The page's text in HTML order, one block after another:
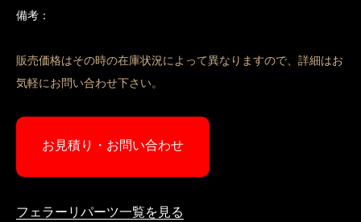
備考：
販売価格はその時の在庫状況によって異なりますので、詳細はお
気軽にお問い合わせ下さい。
お見積り・お問い合わせ
フェラーリパーツ一覧を見る